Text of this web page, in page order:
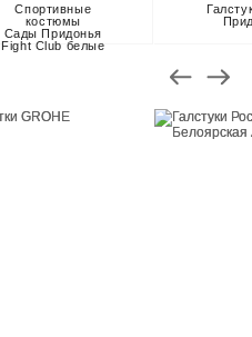
Спортивные
костюмы
Сады Придонья
Fight Club белые